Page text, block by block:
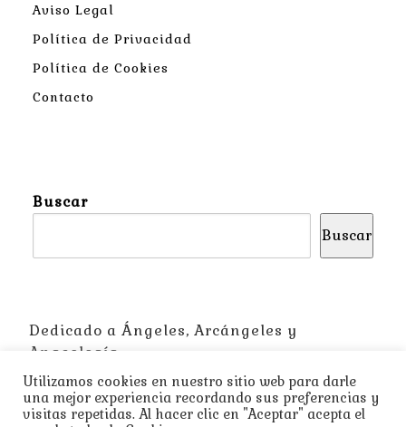
Aviso Legal
Política de Privacidad
Política de Cookies
Contacto
Buscar
Buscar
Dedicado a Ángeles, Arcángeles y
Angeología
Utilizamos cookies en nuestro sitio web para darle
una mejor experiencia recordando sus preferencias y
visitas repetidas. Al hacer clic en "Aceptar" acepta el